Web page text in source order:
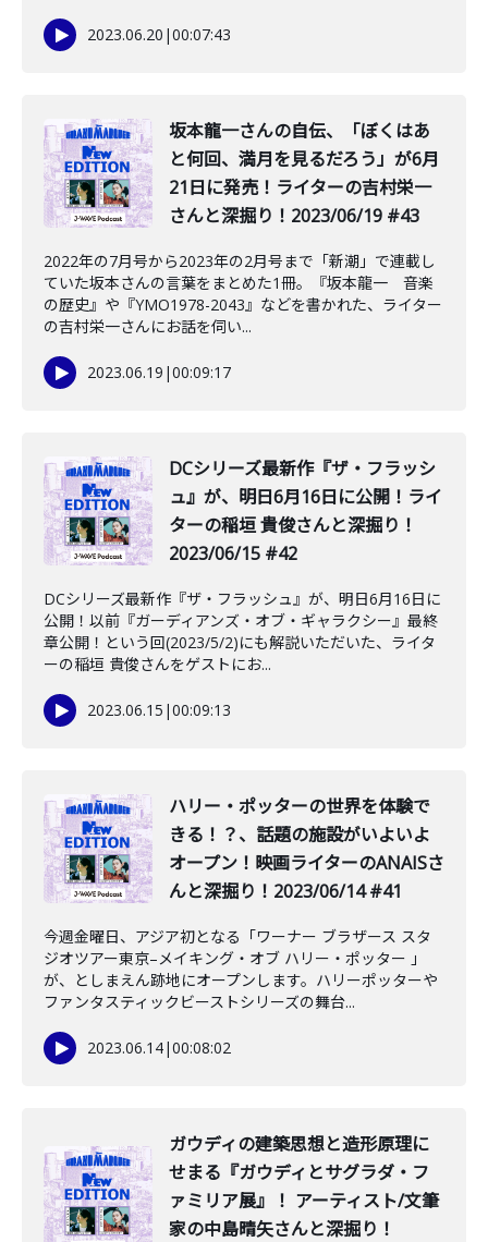
2023.06.20 |00:07:43
坂本龍一さんの自伝、「ぼくはあ
と何回、満月を見るだろう」が6月
21日に発売！ライターの吉村栄一
さんと深掘り！2023/06/19 #43
2022年の7月号から2023年の2月号まで「新潮」で連載し
ていた坂本さんの言葉をまとめた1冊。『坂本龍一 音楽
の歴史』や『YMO1978-2043』などを書かれた、ライター
の吉村栄一さんにお話を伺い...
2023.06.19 |00:09:17
DCシリーズ最新作『ザ・フラッシ
ュ』が、明日6月16日に公開！ライ
ターの稲垣 貴俊さんと深掘り！
2023/06/15 #42
DCシリーズ最新作『ザ・フラッシュ』が、明日6月16日に
公開！以前『ガーディアンズ・オブ・ギャラクシー』最終
章公開！という回(2023/5/2)にも解説いただいた、ライタ
ーの稲垣 貴俊さんをゲストにお...
2023.06.15 |00:09:13
ハリー・ポッターの世界を体験で
きる！？、話題の施設がいよいよ
オープン！映画ライターのANAISさ
んと深掘り！2023/06/14 #41
今週金曜日、アジア初となる「ワーナー ブラザース スタ
ジオツアー東京–メイキング・オブ ハリー・ポッター 」
が、としまえん跡地にオープンします。ハリーポッターや
ファンタスティックビーストシリーズの舞台...
2023.06.14|00:08:02
ガウディの建築思想と造形原理に
せまる『ガウディとサグラダ・フ
ァミリア展』！ アーティスト/文筆
家の中島晴矢さんと深掘り！